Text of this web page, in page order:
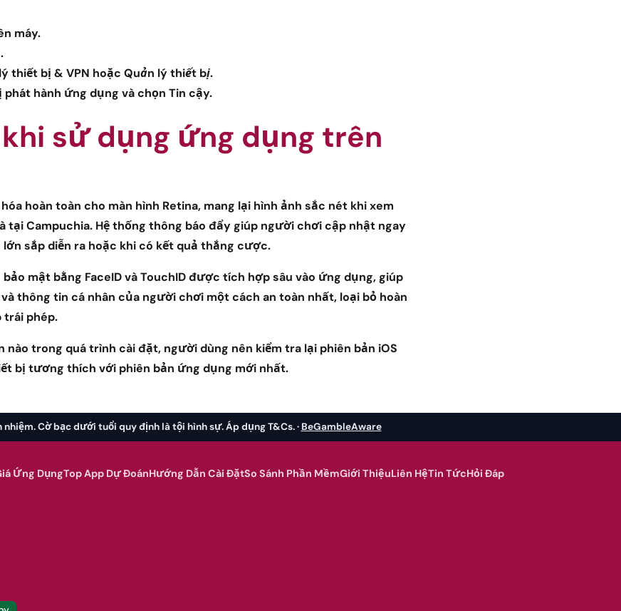
máy.
.
thiết bị & VPN hoặc Quản lý thiết bị.
phát hành ứng dụng và chọn Tin cậy.
sử dụng ứng dụng trên
hoàn toàn cho màn hình Retina, mang lại hình ảnh sắc nét khi xem
tại Campuchia. Hệ thống thông báo đẩy giúp người chơi cập nhật ngay
sắp diễn ra hoặc khi có kết quả thắng cược.
mật bằng FaceID và TouchID được tích hợp sâu vào ứng dụng, giúp
thông tin cá nhân của người chơi một cách an toàn nhất, loại bỏ hoàn
trái phép.
nào trong quá trình cài đặt, người dùng nên kiểm tra lại phiên bản iOS
bị tương thích với phiên bản ứng dụng mới nhất.
Cờ bạc dưới tuổi quy định là tội hình sự. Áp dụng T&Cs. · BeGambleAware
Ứng DụngTop App Dự ĐoánHướng Dẫn Cài ĐặtSo Sánh Phần MềmGiới ThiệuLiên HệTin TứcHỏi Đáp